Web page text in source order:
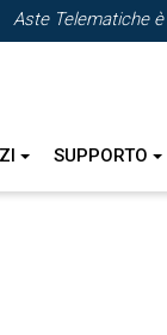
Aste Telematiche
SUPPORTO